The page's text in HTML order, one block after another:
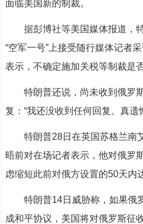
面临美国新的制裁。
据彭博社等美国媒体报道，
“空军一号”上接受随行媒体记者
表示，不确定施加关税等制裁是
特朗普还说，尚未收到俄罗斯
复：“我还没收到任何回复。真遗
特朗普28日在英国苏格兰南
晤前对在场记者表示，他对俄罗
虑缩短此前对俄方设置的50天内
特朗普14日威胁称，如果俄
成和平协议，美国将对俄罗斯征